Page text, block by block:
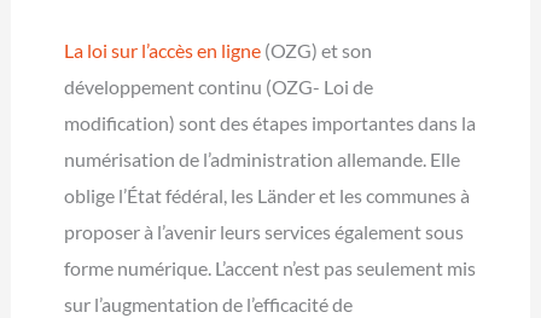
La loi sur l’accès en ligne(OZG) et son
développement continu (OZG- Loi de
modification) sont des étapes importantes dans la
numérisation de l’administration allemande. Elle
oblige l’État fédéral, les Länder et les communes à
proposer à l’avenir leurs services également sous
forme numérique. L’accent n’est pas seulement mis
sur l’augmentation de l’efficacité de